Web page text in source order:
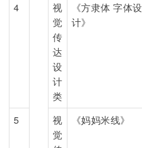
4
视
觉
传
达
设
计
类
《方隶体 字体设
计》
5
视
觉
《妈妈米线》